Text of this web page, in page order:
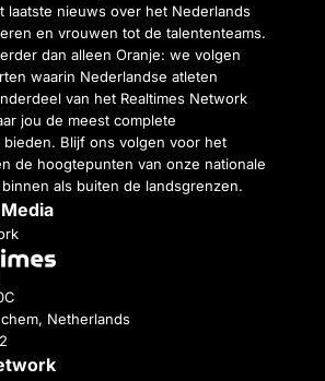
laatste nieuws over het Nederlands
en vrouwen tot de talententeams.
dan alleen Oranje: we volgen
waarin Nederlandse atleten
van het Realtimes Network
jou de meest complete
Blijf ons volgen voor het
de hoogtepunten van onze nationale
als buiten de landsgrenzen.
Netherlands